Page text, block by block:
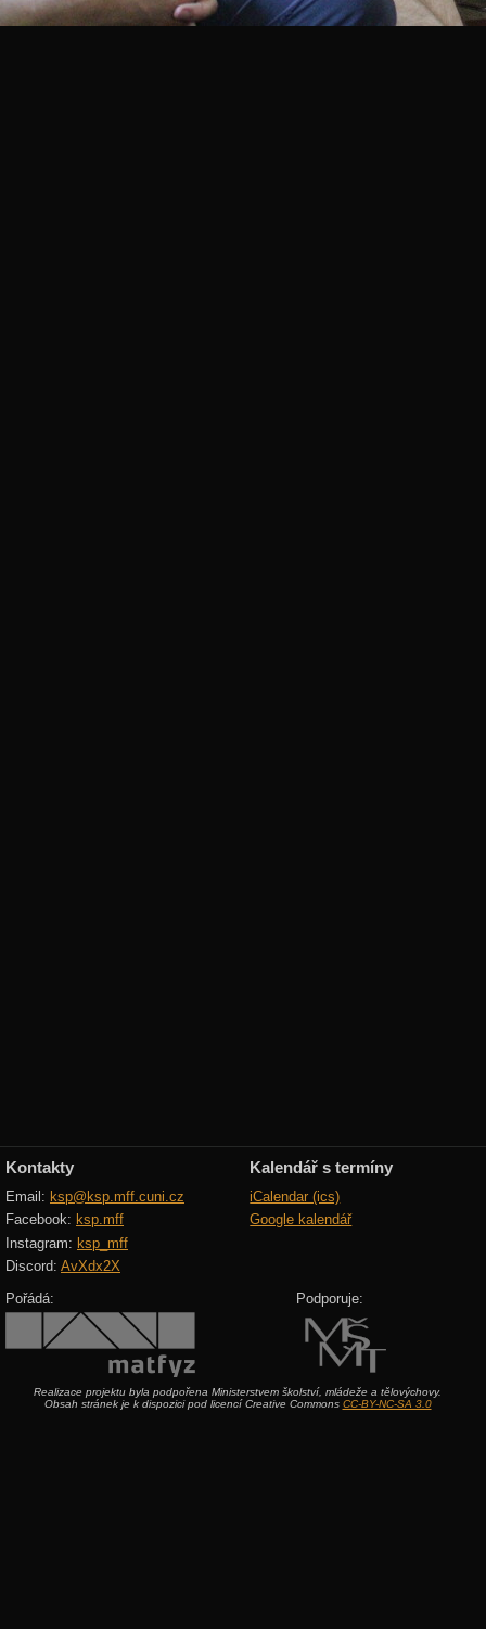
Kontakty
Email: ksp@ksp.mff.cuni.cz
Facebook: ksp.mff
Instagram: ksp_mff
Discord: AvXdx2X
Kalendář s termíny
iCalendar (ics)
Google kalendář
Pořádá: Podporuje:
Realizace projektu byla podpořena Ministerstvem školství, mládeže a tělovýchovy.
Obsah stránek je k dispozici pod licencí Creative Commons CC-BY-NC-SA 3.0